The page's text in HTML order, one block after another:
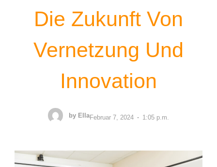
Die Zukunft Von
Vernetzung Und
Innovation
by EllaFebruar 7, 2024 1:05 p.m.